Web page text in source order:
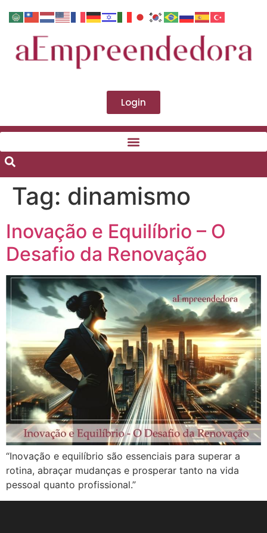
Login
Tag: dinamismo
Inovação e Equilíbrio – O
Desafio da Renovação
“Inovação e equilíbrio são essenciais para superar a
rotina, abraçar mudanças e prosperar tanto na vida
pessoal quanto profissional.”